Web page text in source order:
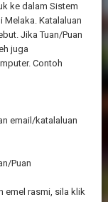
ke dalam Sistem
Melaka. Katalaluan
Jika Tuan/Puan
juga
Contoh
email/katalaluan
Puan
emel rasmi, sila klik